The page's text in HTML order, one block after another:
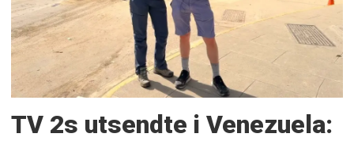
TV 2s utsendte i Venezuela: